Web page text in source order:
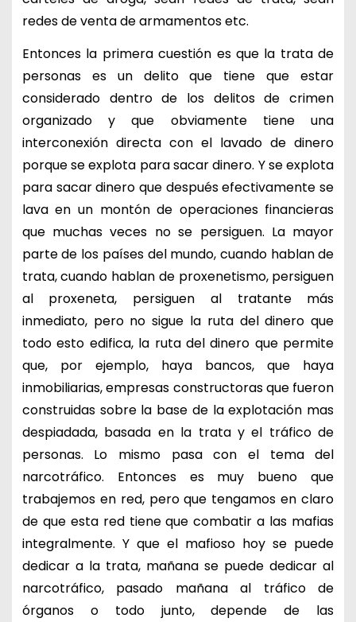
redes de venta de armamentos etc.
Entonces la primera cuestión es que la trata de
personas es un delito que tiene que estar
considerado dentro de los delitos de crimen
organizado y que obviamente tiene una
interconexión directa con el lavado de dinero
porque se explota para sacar dinero. Y se explota
para sacar dinero que después efectivamente se
lava en un montón de operaciones financieras
que muchas veces no se persiguen. La mayor
parte de los países del mundo, cuando hablan de
trata, cuando hablan de proxenetismo, persiguen
al proxeneta, persiguen al tratante más
inmediato, pero no sigue la ruta del dinero que
todo esto edifica, la ruta del dinero que permite
que, por ejemplo, haya bancos, que haya
inmobiliarias, empresas constructoras que fueron
construidas sobre la base de la explotación mas
despiadada, basada en la trata y el tráfico de
personas. Lo mismo pasa con el tema del
narcotráfico. Entonces es muy bueno que
trabajemos en red, pero que tengamos en claro
de que esta red tiene que combatir a las mafias
integralmente. Y que el mafioso hoy se puede
dedicar a la trata, mañana se puede dedicar al
narcotráfico, pasado mañana al tráfico de
órganos o todo junto, depende de las